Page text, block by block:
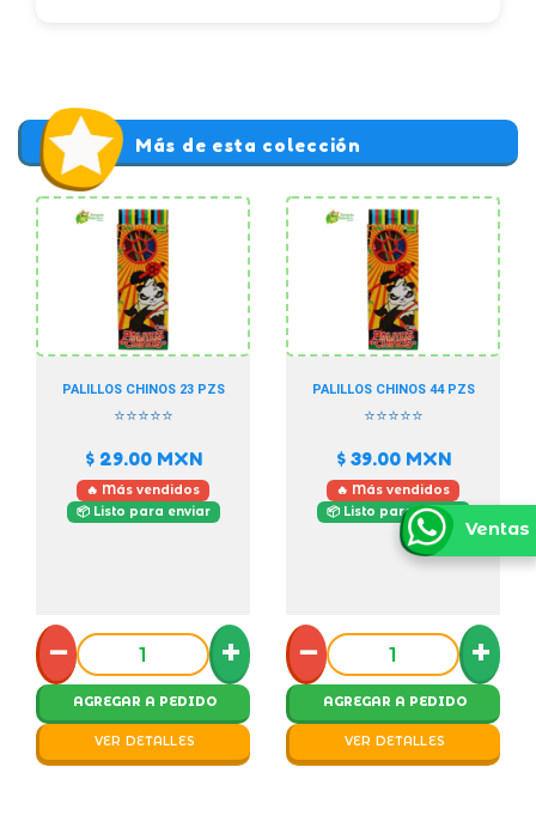
Más de esta colección
PALILLOS CHINOS 23 PZS
⭐⭐⭐⭐⭐
$ 29.00MXN
🔥 Más vendidos
📦 Listo para enviar
− +
AGREGAR A PEDIDO
VER DETALLES
PALILLOS CHINOS 44 PZS
⭐⭐⭐⭐⭐
$ 39.00MXN
🔥 Más vendidos
📦 Listo para enviar
− +
AGREGAR A PEDIDO
VER DETALLES
Ventas